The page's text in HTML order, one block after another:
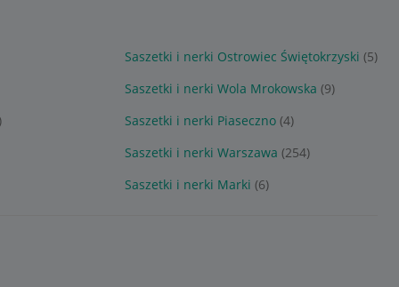
Saszetki i nerki Ostrowiec Świętokrzyski (5)
Saszetki i nerki Wola Mrokowska (9)
Saszetki i nerki Piaseczno (4)
Saszetki i nerki Warszawa (254)
Saszetki i nerki Marki (6)